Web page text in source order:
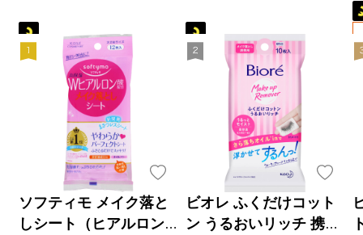
ソフティモ メイク落と
しシート（ヒアルロン
ビオレ ふくだけコット
ン うるおいリッチ 携帯